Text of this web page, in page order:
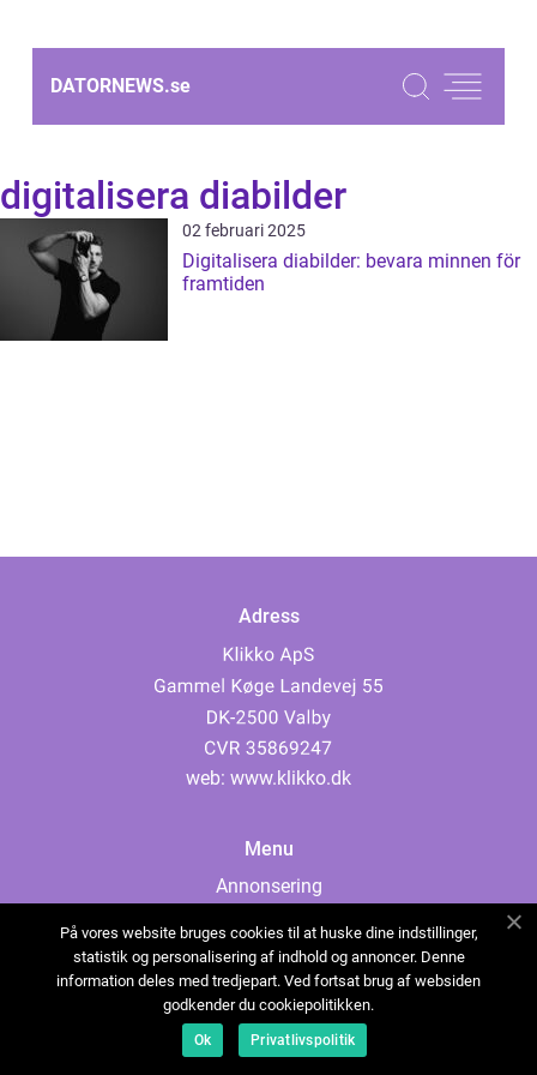
DATORNEWS.se
digitalisera diabilder
02 februari 2025
Digitalisera diabilder: bevara minnen för
framtiden
Adress
web: www.klikko.dk
Menu
Annonsering
Cookies
Kontakta oss
Sitemap
På vores website bruges cookies til at huske dine indstillinger,
statistik og personalisering af indhold og annoncer. Denne
information deles med tredjepart. Ved fortsat brug af websiden
godkender du cookiepolitikken.
Ok Privatlivspolitik